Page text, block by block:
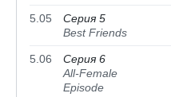
5.05
Серия 5
Best Friends
5.06
Серия 6
All-Female
Episode